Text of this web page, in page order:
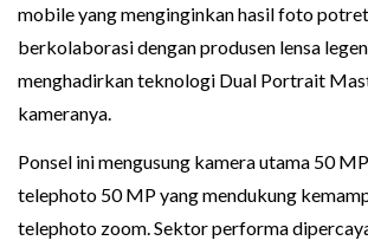
mobile yang menginginkan hasil foto
berkolaborasi dengan produsen lensa
menghadirkan teknologi Dual Portrait
kameranya.
Ponsel ini mengusung kamera utama 50
telephoto 50 MP yang mendukung
telephoto zoom. Sektor performa